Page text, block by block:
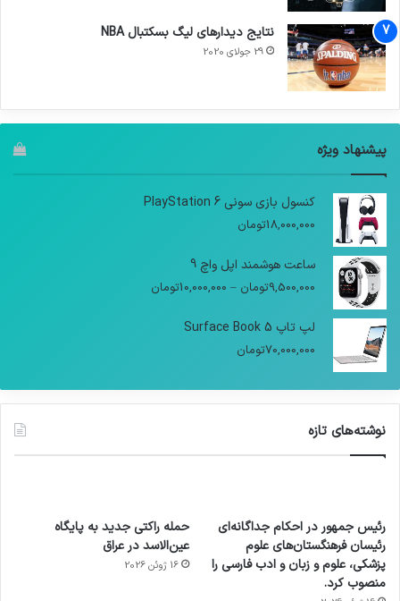
نتایج دیدار‌های لیگ بسکتبال NBA
29 جولای 2020
پیشنهاد ویژه
کنسول بازی سونی PlayStation 6
18,000,000تومان
ساعت هوشمند اپل واچ 9
9,500,000تومان –
10,000,000تومان
لپ تاپ Surface Book 5
70,000,000تومان
نوشته‌های تازه
رئیس جمهور در احکام جداگانه‌ای
رئیسان فرهنگستان‌های علوم
پزشکی، علوم و زبان و ادب فارسی را
منصوب کرد.
حمله راکتی جدید به پایگاه
عین‌الاسد در عراق
16 ژوئن 2026